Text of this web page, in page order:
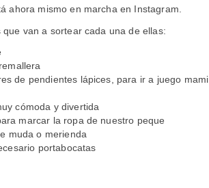
ahora mismo en marcha en Instagram.
van a sortear cada una de ellas:
de pendientes lápices, para ir a juego mami
cómoda y divertida
marcar la ropa de nuestro peque
muda o merienda
portabocatas